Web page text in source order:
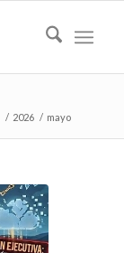
/ 2026 / mayo